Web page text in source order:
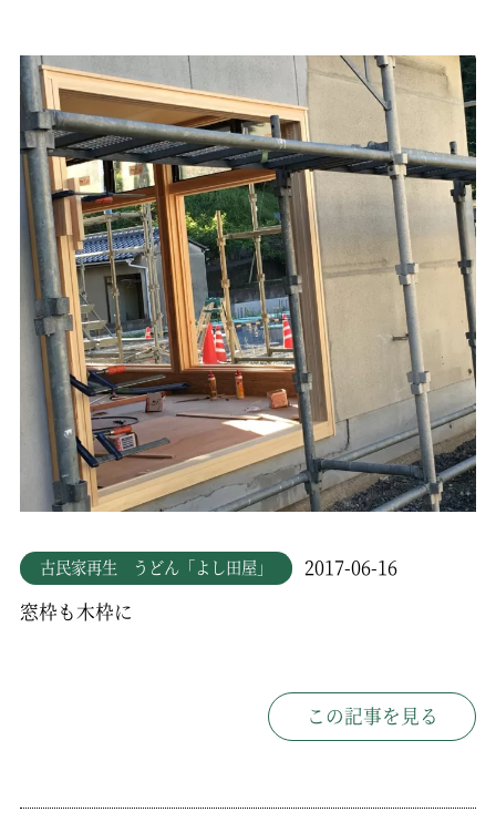
古民家再生 うどん「よし田屋」
2017-06-16
窓枠も木枠に
この記事を見る